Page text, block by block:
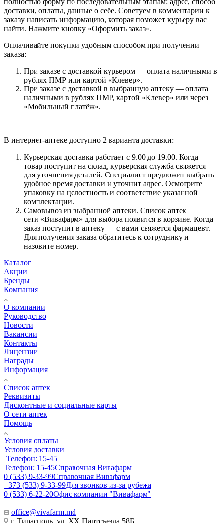
доставки, оплаты, данные о себе. Советуем в комментарии к
заказу написать информацию, которая поможет курьеру вас
найти. Нажмите кнопку «Оформить заказ».
Оплачивайте покупки удобным способом при получении
заказа:
При заказе с доставкой курьером — оплата наличными в
рублях ПМР или картой «Клевер».
При заказе с доставкой в выбранную аптеку — оплата
наличными в рублях ПМР, картой «Клевер» или через
«Мобильный платёж».
В интернет-аптеке доступно 2 варианта доставки:
Курьерская доставка работает с 9.00 до 19.00. Когда
товар поступит на склад, курьерская служба свяжется
для уточнения деталей. Специалист предложит выбрать
удобное время доставки и уточнит адрес. Осмотрите
упаковку на целостность и соответствие указанной
комплектации.
Самовывоз из выбранной аптеки. Список аптек
сети «Вивафарм» для выбора появится в корзине. Когда
заказ поступит в аптеку — с вами свяжется фармацевт.
Для получения заказа обратитесь к сотруднику и
назовите номер.
Каталог
Акции
Бренды
Компания
О компании
Руководство
Новости
Вакансии
Контакты
Лицензии
Награды
Информация
Список аптек
Реквизиты
Дисконтные и социальные карты
О сети аптек
Помощь
Условия оплаты
Условия доставки
Телефон: 15-45
Телефон: 15-45Справочная Вивафарм
0 (533) 9-33-99Справочная Вивафарм
+373 (533) 9-33-99Для звонков из-за рубежа
0 (533) 6-22-20Офис компании "Вивафарм"
office@vivafarm.md
г. Тирасполь, ул. ХХ Партсъезда 58Б